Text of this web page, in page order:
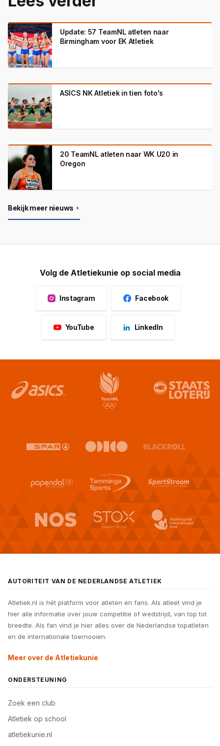
Update: 57 TeamNL atleten naar
Birmingham voor EK Atletiek
ASICS NK Atletiek in tien foto's
20 TeamNL atleten naar WK U20 in
Oregon
Bekijk meer nieuws
Volg de Atletiekunie op social media
Instagram Facebook
YouTube LinkedIn
AUTORITEIT VAN DE NEDERLANDSE ATLETIEK
Atletiek.nl is hét platform voor atleten en fans. Als atleet vind je
hier alle informatie over jouw competitie of wedstrijd, van top tot
breedte. Als fan vind je hier alles over de Nederlandse topatleten
en de internationale toernooien.
Meer over de Atletiekunie
ONDERSTEUNING
Zoek een club
Atletiek op school
atletiekunie.nl